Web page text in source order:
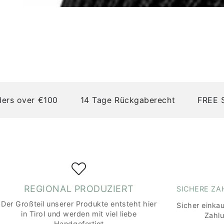
over €100 14 Tage Rückgaberecht FREE
REGIONAL PRODUZIERT
Der Großteil unserer Produkte entsteht hier
in Tirol und werden mit viel liebe
SICHERE
Sicher